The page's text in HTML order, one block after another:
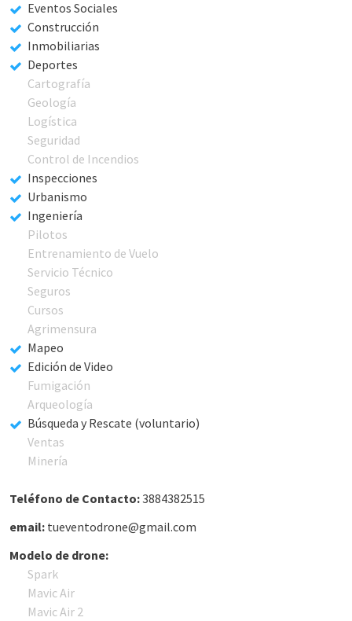
Eventos Sociales
Construcción
Inmobiliarias
Deportes
Cartografía
Geología
Logística
Seguridad
Control de Incendios
Inspecciones
Urbanismo
Ingeniería
Pilotos
Entrenamiento de Vuelo
Servicio Técnico
Seguros
Cursos
Agrimensura
Mapeo
Edición de Video
Fumigación
Arqueología
Búsqueda y Rescate (voluntario)
Ventas
Minería
Teléfono de Contacto:3884382515
email: tueventodrone@gmail.com
Modelo de drone:
Spark
Mavic Air
Mavic Air 2